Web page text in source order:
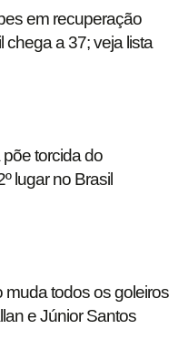
em recuperação
chega a 37; veja lista
torcida do
lugar no Brasil
muda todos os goleiros
e Júnior Santos